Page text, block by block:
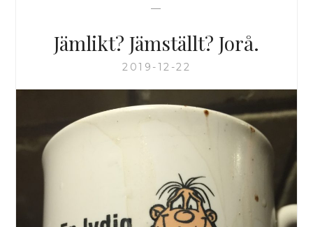
—
Jämlikt? Jämställt? Jorå.
2019-12-22